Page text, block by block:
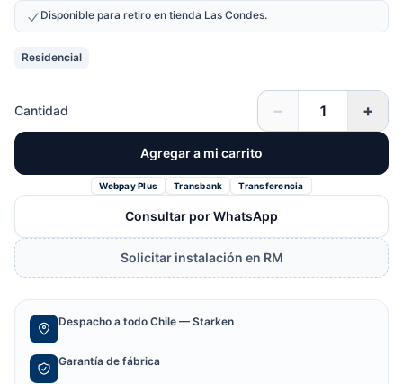
Disponible para retiro en tienda Las Condes.
Residencial
Cantidad − +
Agregar a mi carrito
Webpay Plus Transbank Transferencia
Consultar por WhatsApp
Solicitar instalación en RM
Despacho a todo Chile — Starken
Garantía de fábrica